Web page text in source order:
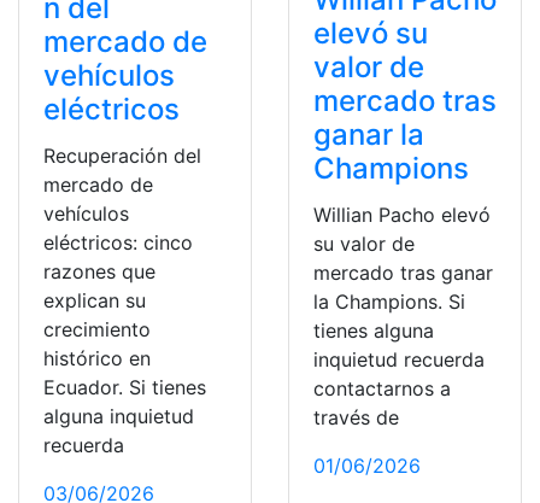
n del
mercado de
vehículos
eléctricos
Recuperación del
mercado de
vehículos
eléctricos: cinco
razones que
explican su
crecimiento
histórico en
Ecuador. Si tienes
alguna inquietud
recuerda
03/06/2026
elevó su
valor de
mercado tras
ganar la
Champions
Willian Pacho elevó
su valor de
mercado tras ganar
la Champions. Si
tienes alguna
inquietud recuerda
contactarnos a
través de
01/06/2026